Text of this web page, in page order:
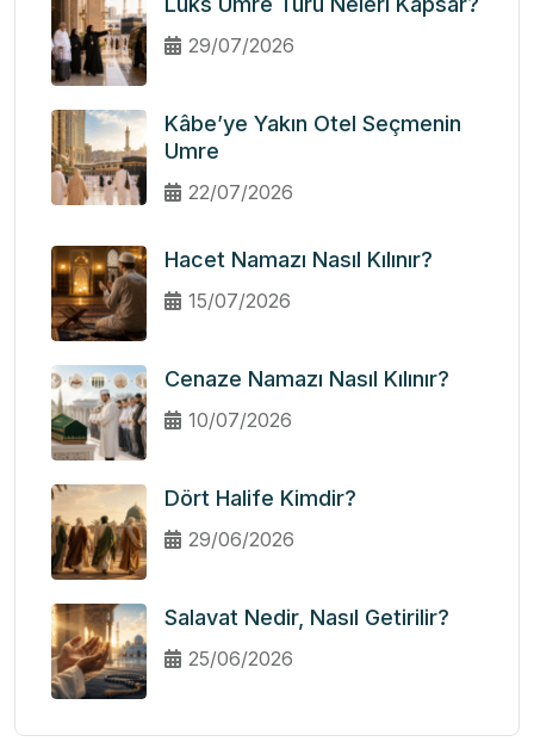
29/07/2026
Kâbe’ye Yakın Otel Seçmenin
Umre
22/07/2026
Hacet Namazı Nasıl Kılınır?
15/07/2026
Cenaze Namazı Nasıl Kılınır?
10/07/2026
Dört Halife Kimdir?
29/06/2026
Salavat Nedir, Nasıl Getirilir?
25/06/2026